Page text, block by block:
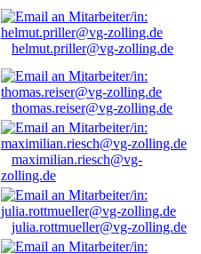
helmut.priller@vg-zolling.de
thomas.reiser@vg-zolling.de
maximilian.riesch@vg-
zolling.de
julia.rottmueller@vg-zolling.de